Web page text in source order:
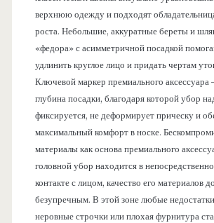
верхнюю одежду и подходят
роста. Небольшие, аккуратные береты и
«федора» с асимметричной посадкой
удлинить круглое лицо и придать чертам
Ключевой маркер премиального
глубина посадки, благодаря которой убор
фиксируется, не деформирует прическу и
максимальный комфорт в носке.
материалы как основа премиального
головной убор находится в
контакте с лицом, качество его материалов
безупречным. В этой зоне любые
неровные строчки или плохая фурнитура